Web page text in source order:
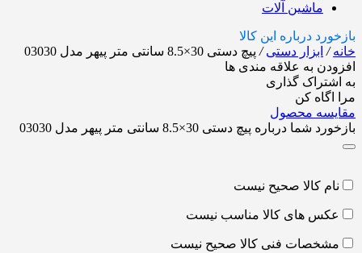
ماشین آلات
بازخورد درباره این کالا
خانه/ ابزار دستی/ پیچ دستی 30×8.5 سانتی متر پیهر مدل 03030
افزودن به علاقه مندی ها
به اشتراک گذاری
مرا اگاه کن
مقایسه محصول
بازخورد شما درباره پیچ دستی 30×8.5 سانتی متر پیهر مدل 03030
نام کالا صحیح نیست
عکس های کالا مناسب نیست
مشخصات فنی کالا صحیح نیست